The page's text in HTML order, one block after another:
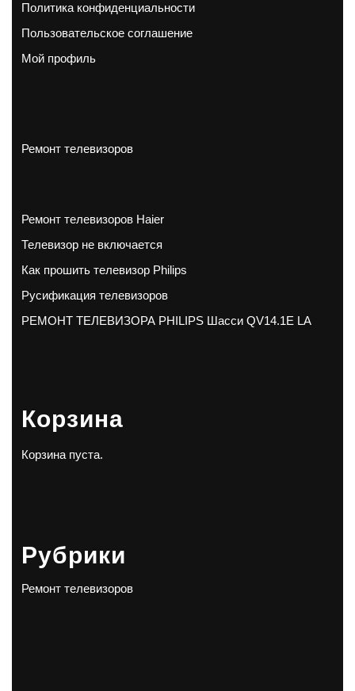
Политика конфиденциальности
Пользовательское соглашение
Мой профиль
Ремонт телевизоров
Ремонт телевизоров Haier
Телевизор не включается
Как прошить телевизор Philips
Русификация телевизоров
РЕМОНТ ТЕЛЕВИЗОРА PHILIPS Шасси QV14.1E LA
Корзина
Корзина пуста.
Рубрики
Ремонт телевизоров